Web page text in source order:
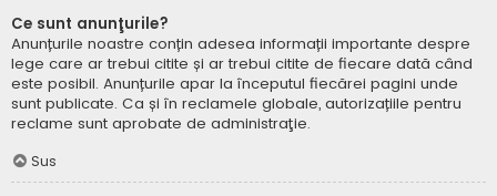
Ce sunt anunţurile?
Anunțurile noastre conțin adesea informații importante despre
lege care ar trebui citite și ar trebui citite de fiecare dată când
este posibil. Anunțurile apar la începutul fiecărei pagini unde
sunt publicate. Ca și în reclamele globale, autorizațiile pentru
reclame sunt aprobate de administraţie.
Sus